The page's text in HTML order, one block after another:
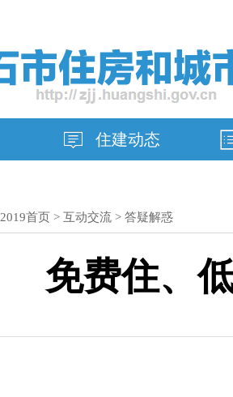
住建动态
2019首页 > 互动交流 > 答疑解惑
免费住、